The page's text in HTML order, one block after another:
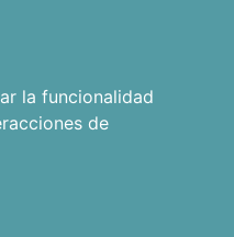
la funcionalidad
de